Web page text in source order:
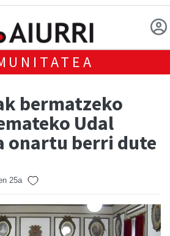
bermatzeko
Udal
onartu berri dute
25a